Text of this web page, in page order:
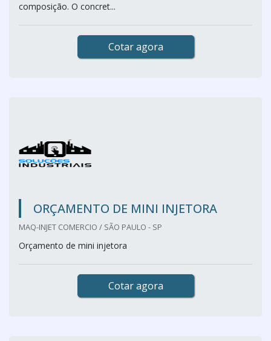
composição. O concret...
Cotar agora
ORÇAMENTO DE MINI INJETORA
MAQ-INJET COMERCIO / SÃO PAULO - SP
Orçamento de mini injetora
Cotar agora